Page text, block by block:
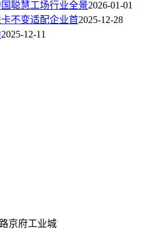
聪慧工场行业全景2026-01-01
不变适配企业首2025-12-28
2025-12-11
京府工业城